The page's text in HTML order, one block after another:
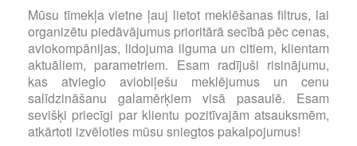
Mūsu tīmekļa vietne ļauj lietot meklēšanas filtrus, lai
organizētu piedāvājumus prioritārā secībā pēc cenas,
aviokompānijas, lidojuma ilguma un citiem, klientam
aktuāliem, parametriem. Esam radījuši risinājumu,
kas atvieglo aviobiļešu meklējumus un cenu
salīdzināšanu galamērķiem visā pasaulē. Esam
sevišķi priecīgi par klientu pozitīvajām atsauksmēm,
atkārtoti izvēloties mūsu sniegtos pakalpojumus!